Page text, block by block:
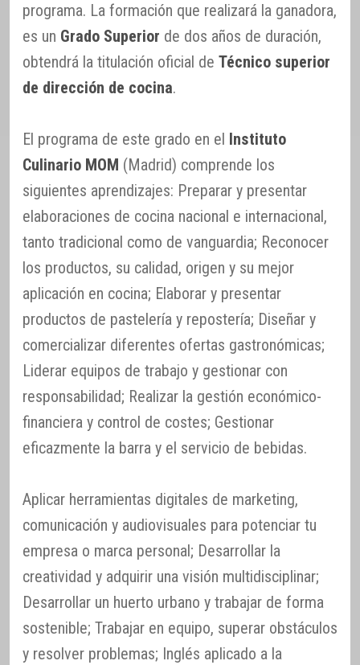
programa. La formación que realizará la ganadora,
es un Grado Superior de dos años de duración,
obtendrá la titulación oficial de Técnico superior
de dirección de cocina.
El programa de este grado en el Instituto
Culinario MOM (Madrid) comprende los
siguientes aprendizajes: Preparar y presentar
elaboraciones de cocina nacional e internacional,
tanto tradicional como de vanguardia; Reconocer
los productos, su calidad, origen y su mejor
aplicación en cocina; Elaborar y presentar
productos de pastelería y repostería; Diseñar y
comercializar diferentes ofertas gastronómicas;
Liderar equipos de trabajo y gestionar con
responsabilidad; Realizar la gestión económico-
financiera y control de costes; Gestionar
eficazmente la barra y el servicio de bebidas.
Aplicar herramientas digitales de marketing,
comunicación y audiovisuales para potenciar tu
empresa o marca personal; Desarrollar la
creatividad y adquirir una visión multidisciplinar;
Desarrollar un huerto urbano y trabajar de forma
sostenible; Trabajar en equipo, superar obstáculos
y resolver problemas; Inglés aplicado a la